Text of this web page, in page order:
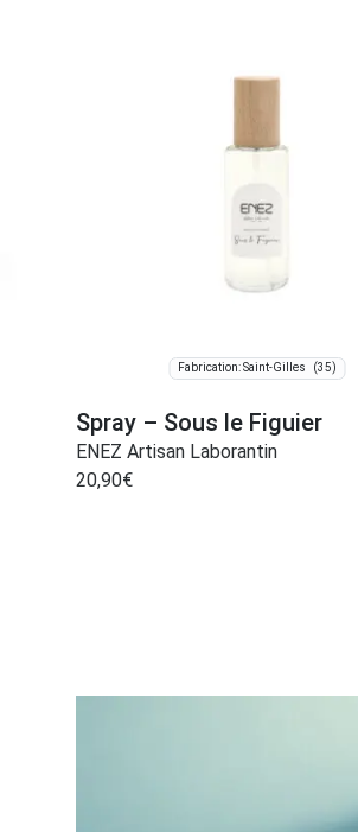
Fabrication: Saint-Gilles (35)
Spray – Sous le Figuier
ENEZ Artisan Laborantin
20,90€